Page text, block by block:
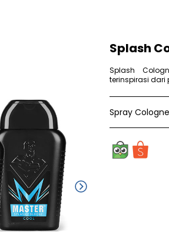
Splash
Splash
terinspirasi dari
Spray Cologne